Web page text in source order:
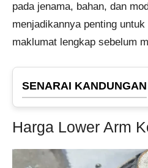
pada jenama, bahan, dan
menjadikannya penting
maklumat lengkap sebelum
SENARAI KANDUNGAN
Harga Lower Arm